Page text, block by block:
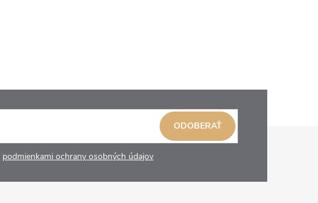
podmienkami ochrany osobných údajov
ODOBERAŤ